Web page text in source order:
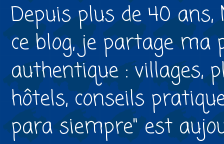
Depuis plus de 40
ce blog, je partage
authentique : villages,
hôtels, conseils
para siempre" est